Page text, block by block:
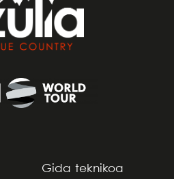
Gida teknikoa